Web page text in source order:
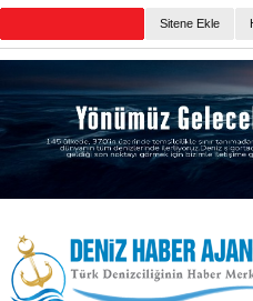
Sitene Ekle